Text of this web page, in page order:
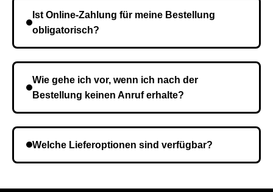
Kurierdienst und die Zeit hängt davon ab.
Ist Online-Zahlung für meine Bestellung
obligatorisch?
Wie gehe ich vor, wenn ich nach der
Bestellung keinen Anruf erhalte?
und wiederholen Sie gegebenenfalls die Bestellung.
Welche Lieferoptionen sind verfügbar?
Liefermethode wählen, die am besten zu Ihnen